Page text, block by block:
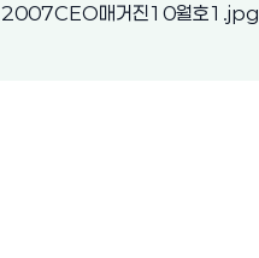
2007CEO매거진10월호1.jpg